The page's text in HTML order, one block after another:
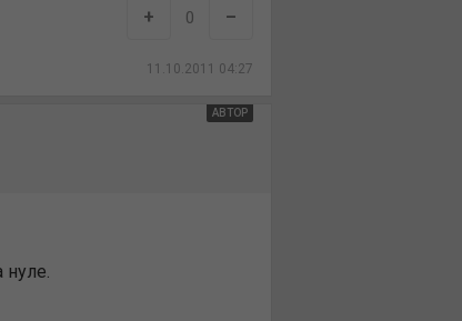
11.10.2011 04:27
+ 0 –
АВТОР
нуле.